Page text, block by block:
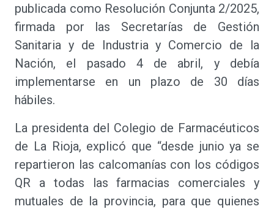
publicada como Resolución Conjunta 2/2025,
firmada por las Secretarías de Gestión
Sanitaria y de Industria y Comercio de la
Nación, el pasado 4 de abril, y debía
implementarse en un plazo de 30 días
hábiles.
La presidenta del Colegio de Farmacéuticos
de La Rioja, explicó que “desde junio ya se
repartieron las calcomanías con los códigos
QR a todas las farmacias comerciales y
mutuales de la provincia, para que quienes